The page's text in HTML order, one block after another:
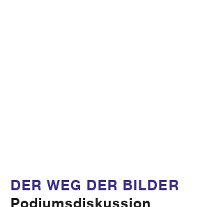
DER WEG DER BILDER
Podiumsdiskussion